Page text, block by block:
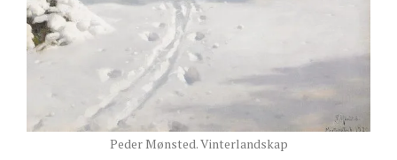
Peder Mønsted. Vinterlandskap